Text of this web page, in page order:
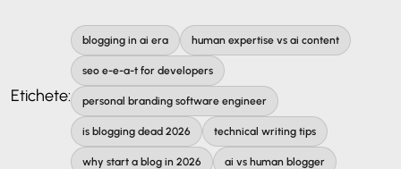
Etichete:
blogging in ai era human expertise vs ai content
seo e-e-a-t for developers
personal branding software engineer
is blogging dead 2026 technical writing tips
why start a blog in 2026 ai vs human blogger